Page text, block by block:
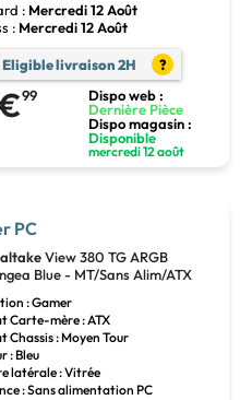
: Mercredi 12 Août
: Mercredi 12 Août
Eligible livraison 2H ?
99
Dispo web :
Dernière Pièce
Dispo magasin :
Disponible
mercredi 12 août
PC
View 380 TG ARGB
Blue - MT/Sans Alim/ATX
: Gamer
Carte-mère : ATX
Chassis : Moyen Tour
: Bleu
latérale : Vitrée
: Sans alimentation PC